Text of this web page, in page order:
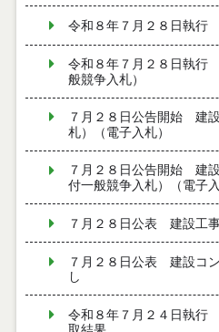
令和８年７月２８日執行
令和８年７月２８日執行
般競争入札）
７月２８日公告開始 建
札）（電子入札）
７月２８日公告開始 建
付一般競争入札）（電子入
７月２８日公表 建設工
７月２８日公表 建設コ
し
令和８年７月２４日執行